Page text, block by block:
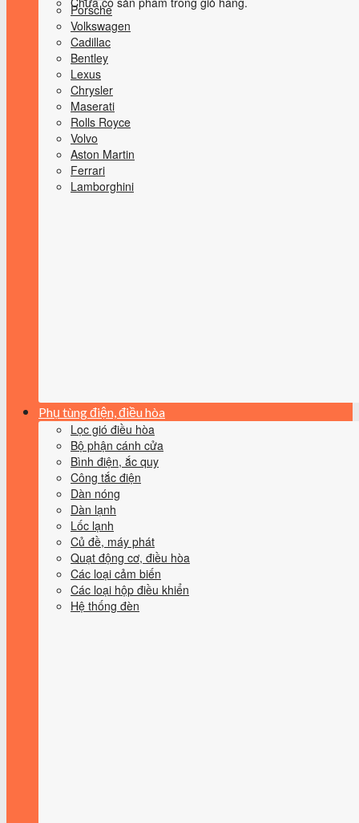
Porsche
Volkswagen
Cadillac
Bentley
Lexus
Chrysler
Maserati
Rolls Royce
Volvo
Aston Martin
Ferrari
Lamborghini
Phụ tùng điện, điều hòa
Lọc gió điều hòa
Bộ phận cánh cửa
Bình điện, ắc quy
Công tắc điện
Dàn nóng
Dàn lạnh
Lốc lạnh
Củ đề, máy phát
Quạt động cơ, điều hòa
Các loại cảm biến
Các loại hộp điều khiển
Hệ thống đèn